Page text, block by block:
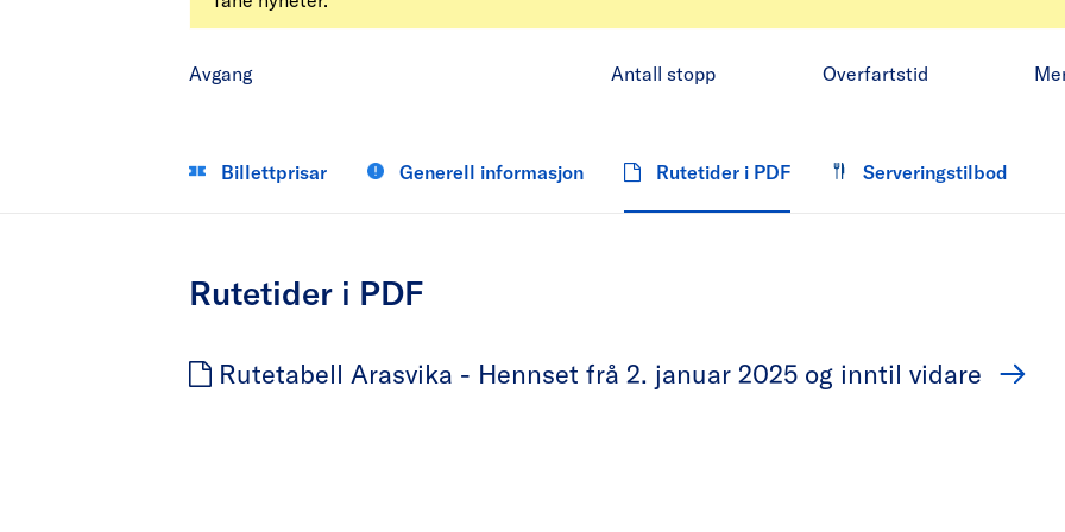
Avgang Antall stopp Overfartstid
Billettprisar Generell informasjon Rutetider i PDF Serveringstilbod
Rutetider i PDF
Rutetabell Arasvika - Hennset frå 2. januar 2025 og inntil vidare